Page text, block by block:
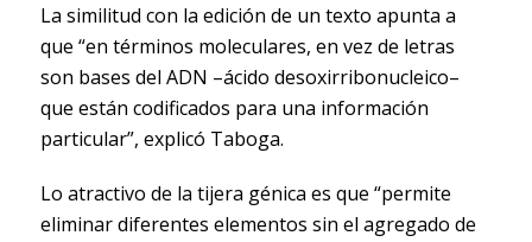
La similitud con la edición de un texto apunta a
que “en términos moleculares, en vez de letras
son bases del ADN –ácido desoxirribonucleico–
que están codificados para una información
particular”, explicó Taboga.
Lo atractivo de la tijera génica es que “permite
eliminar diferentes elementos sin el agregado de